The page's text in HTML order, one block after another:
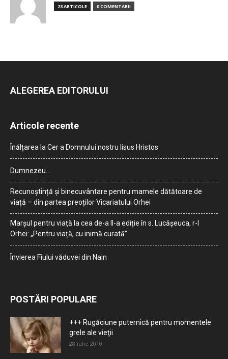
23 ARTICOLE 0 COMENTARII
ALEGEREA EDITORULUI
Articole recente
Înălțarea la Cer a Domnului nostru Iisus Hristos
Dumnezeu…
Recunoștință și binecuvântare pentru mamele dătătoare de
viață – din partea preoților Vicariatului Orhei
Marșul pentru viață la cea de-a II-a ediție în s. Lucășeuca, r-l
Orhei: „Pentru viață, cu inimă curată”
Învierea Fiului văduvei din Nain
POSTĂRI POPULARE
+++ Rugăciune puternică pentru momentele
grele ale vieţii
28 iulie 2010